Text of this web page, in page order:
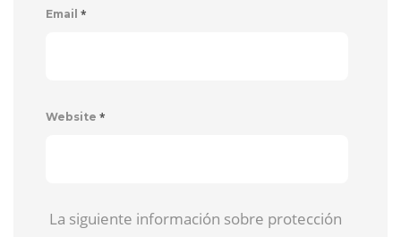
Email *
Website *
La siguiente información sobre protección